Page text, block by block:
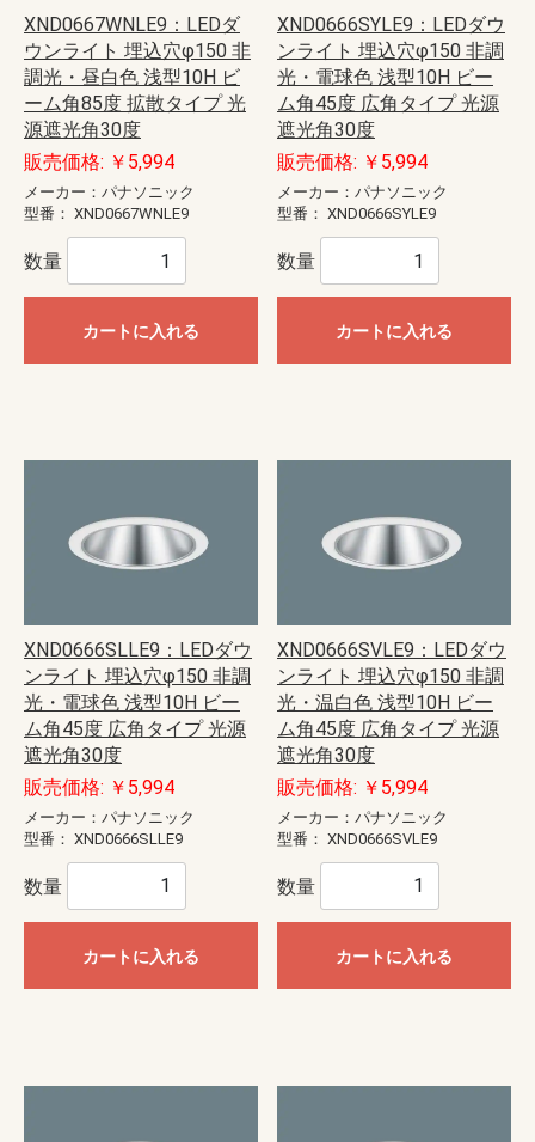
XND0667WNLE9：LEDダ
ウンライト 埋込穴φ150 非
調光・昼白色 浅型10H ビ
ーム角85度 拡散タイプ 光
源遮光角30度
販売価格: ￥5,994
メーカー：パナソニック
型番： XND0667WNLE9
数量
カートに入れる
XND0666SYLE9：LEDダウ
ンライト 埋込穴φ150 非調
光・電球色 浅型10H ビー
ム角45度 広角タイプ 光源
遮光角30度
販売価格: ￥5,994
メーカー：パナソニック
型番： XND0666SYLE9
数量
カートに入れる
XND0666SLLE9：LEDダウ
ンライト 埋込穴φ150 非調
光・電球色 浅型10H ビー
ム角45度 広角タイプ 光源
遮光角30度
販売価格: ￥5,994
メーカー：パナソニック
型番： XND0666SLLE9
数量
カートに入れる
XND0666SVLE9：LEDダウ
ンライト 埋込穴φ150 非調
光・温白色 浅型10H ビー
ム角45度 広角タイプ 光源
遮光角30度
販売価格: ￥5,994
メーカー：パナソニック
型番： XND0666SVLE9
数量
カートに入れる